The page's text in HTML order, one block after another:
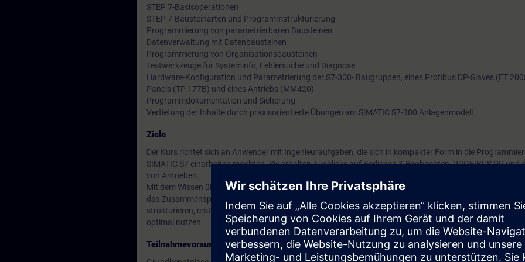
STEP 7-Basisoperationen
STEP 7-Bausteinarten und Programmstrukturierung
Programmierung von parametrierbaren Bausteinen
Datenverwaltung mit Datenbausteinen
Programmierung von Organisationsbausteinen
Testwerkzeuge für Systeminfo, Fehlersuche und Diagnose
Hardware-Konfiguration und Parametrierung der S7-300- Baugruppen, eines Profibus DP-Slaves (ET
Panels (TP 177B) und eines Antriebs (MM420)
Programmdokumentation und Sicherung
Vertiefung der Inhalte durch praxisorientierte Übungen am SIMATIC S7-300 Anlagenmodell
Ziele
Der Kurs richtet sich an Anwender mit Ingenieuraufgaben, die sich in kompakter Form in die
SIMATIC S7 einarbeiten möchten. Sie erhalten Ausblicke auf Bedienen & Beobachten, PROFIBUS DP und
von Antrieben.
Mit dem Wissen über die integrierte Fertigungsautomatisierung betrachten Sie Ihre Anlage ganzheitlich
das Zusammenspiel der einzelnen Komponenten. So können Sie nach Kursbesuch nicht nur einfache
strukturieren, erstellen und verändern, sondern durch effizienteres Arbeiten mit STEP 7 auch die
optimal nutzen.
Teilnahmevoraussetzung